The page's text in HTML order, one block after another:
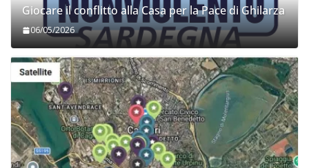
Giocare il conflitto alla Casa per la Pace di Ghilarza
06/05/2026